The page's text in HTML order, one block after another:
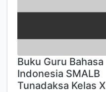
Buku Guru Bahasa
Indonesia SMALB
Tunadaksa Kelas X